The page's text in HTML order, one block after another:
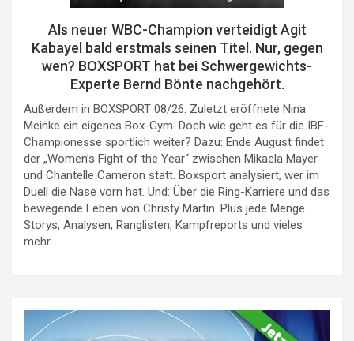
Als neuer WBC-Champion verteidigt Agit
Kabayel bald erstmals seinen Titel. Nur, gegen
wen? BOXSPORT hat bei Schwergewichts-
Experte Bernd Bönte nachgehört.
Außerdem in BOXSPORT 08/26: Zuletzt eröffnete Nina
Meinke ein eigenes Box-Gym. Doch wie geht es für die IBF-
Championesse sportlich weiter? Dazu: Ende August findet
der „Women’s Fight of the Year“ zwischen Mikaela Mayer
und Chantelle Cameron statt. Boxsport analysiert, wer im
Duell die Nase vorn hat. Und: Über die Ring-Karriere und das
bewegende Leben von Christy Martin. Plus jede Menge
Storys, Analysen, Ranglisten, Kampfreports und vieles
mehr.